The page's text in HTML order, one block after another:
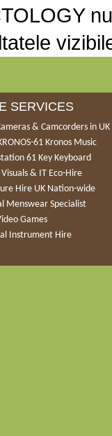
SERVICES
& Camcorders in UK
61 Kronos Music
61 Key Keyboard
& IT Eco-Hire
Hire UK Nation-wide
Menswear Specialist
Games
Instrument Hire